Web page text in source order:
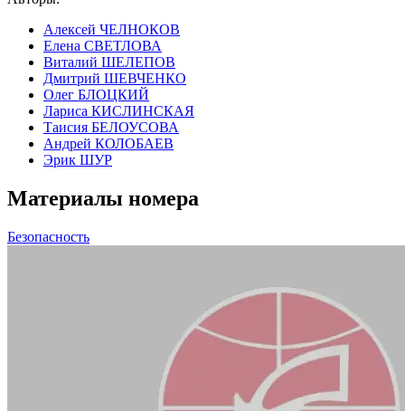
Алексей ЧЕЛНОКОВ
Елена СВЕТЛОВА
Виталий ШЕЛЕПОВ
Дмитрий ШЕВЧЕНКО
Олег БЛОЦКИЙ
Лариса КИСЛИНСКАЯ
Таисия БЕЛОУСОВА
Андрей КОЛОБАЕВ
Эрик ШУР
Материалы номера
Безопасность